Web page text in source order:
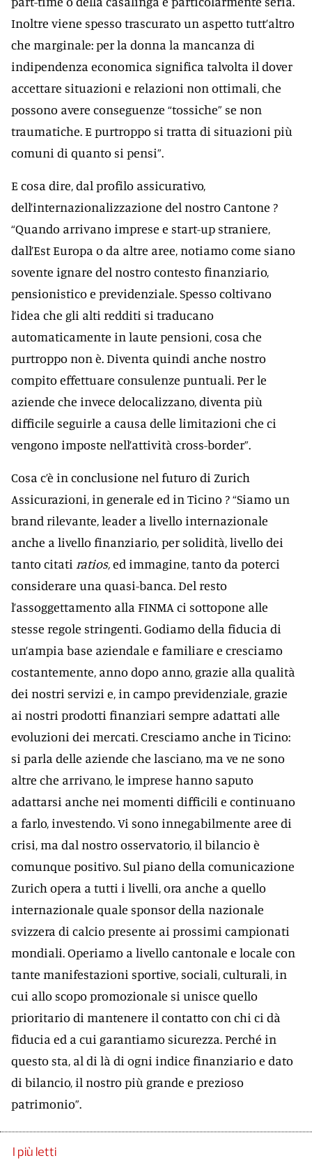
Inoltre viene spesso trascurato un aspetto tutt’altro
che marginale: per la donna la mancanza di
indipendenza economica significa talvolta il dover
accettare situazioni e relazioni non ottimali, che
possono avere conseguenze “tossiche” se non
traumatiche. E purtroppo si tratta di situazioni più
comuni di quanto si pensi”.
E cosa dire, dal profilo assicurativo,
dell’internazionalizzazione del nostro Cantone ?
“Quando arrivano imprese e start-up straniere,
dall’Est Europa o da altre aree, notiamo come siano
sovente ignare del nostro contesto finanziario,
pensionistico e previdenziale. Spesso coltivano
l’idea che gli alti redditi si traducano
automaticamente in laute pensioni, cosa che
purtroppo non è. Diventa quindi anche nostro
compito effettuare consulenze puntuali. Per le
aziende che invece delocalizzano, diventa più
difficile seguirle a causa delle limitazioni che ci
vengono imposte nell’attività cross-border”.
Cosa c’è in conclusione nel futuro di Zurich
Assicurazioni, in generale ed in Ticino ? “Siamo un
brand rilevante, leader a livello internazionale
anche a livello finanziario, per solidità, livello dei
tanto citati ratios,ed immagine, tanto da poterci
considerare una quasi-banca. Del resto
l’assoggettamento alla FINMA ci sottopone alle
stesse regole stringenti. Godiamo della fiducia di
un’ampia base aziendale e familiare e cresciamo
costantemente, anno dopo anno, grazie alla qualità
dei nostri servizi e, in campo previdenziale, grazie
ai nostri prodotti finanziari sempre adattati alle
evoluzioni dei mercati. Cresciamo anche in Ticino:
si parla delle aziende che lasciano, ma ve ne sono
altre che arrivano, le imprese hanno saputo
adattarsi anche nei momenti difficili e continuano
a farlo, investendo. Vi sono innegabilmente aree di
crisi, ma dal nostro osservatorio, il bilancio è
comunque positivo. Sul piano della comunicazione
Zurich opera a tutti i livelli, ora anche a quello
internazionale quale sponsor della nazionale
svizzera di calcio presente ai prossimi campionati
mondiali. Operiamo a livello cantonale e locale con
tante manifestazioni sportive, sociali, culturali, in
cui allo scopo promozionale si unisce quello
prioritario di mantenere il contatto con chi ci dà
fiducia ed a cui garantiamo sicurezza. Perché in
questo sta, al di là di ogni indice finanziario e dato
di bilancio, il nostro più grande e prezioso
patrimonio”.
I più letti